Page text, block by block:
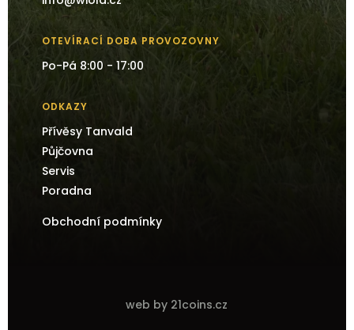
OTEVÍRACÍ DOBA PROVOZOVNY
Po-Pá 8:00 - 17:00
ODKAZY
Přívěsy Tanvald
Půjčovna
Servis
Poradna
Obchodní podmínky
web by 21coins.cz